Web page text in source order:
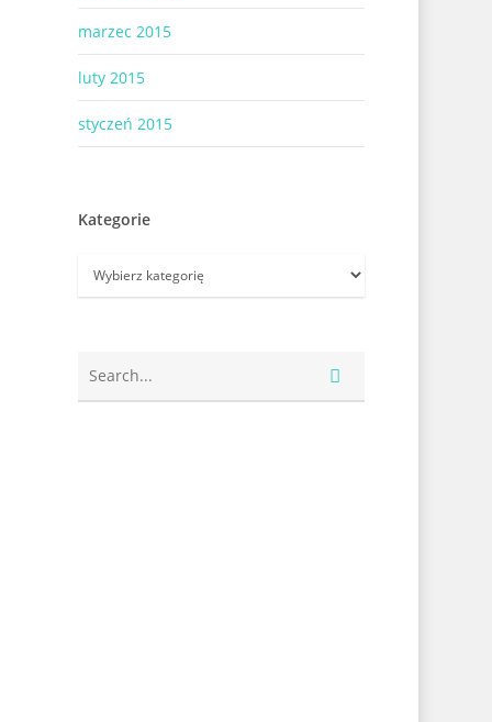
marzec 2015
luty 2015
styczeń 2015
Kategorie
Kategorie